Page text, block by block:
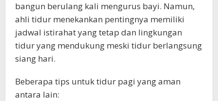
bangun berulang kali mengurus bayi. Namun,
ahli tidur menekankan pentingnya memiliki
jadwal istirahat yang tetap dan lingkungan
tidur yang mendukung meski tidur berlangsung
siang hari.
Beberapa tips untuk tidur pagi yang aman
antara lain: